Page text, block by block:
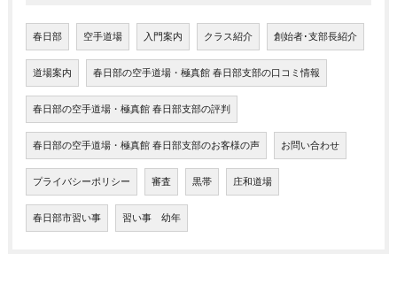
春日部 空手道場 入門案内 クラス紹介 創始者･支部長紹介
道場案内 春日部の空手道場・極真館 春日部支部の口コミ情報
春日部の空手道場・極真館 春日部支部の評判
春日部の空手道場・極真館 春日部支部のお客様の声 お問い合わせ
プライバシーポリシー 審査 黒帯 庄和道場
春日部市習い事 習い事 幼年